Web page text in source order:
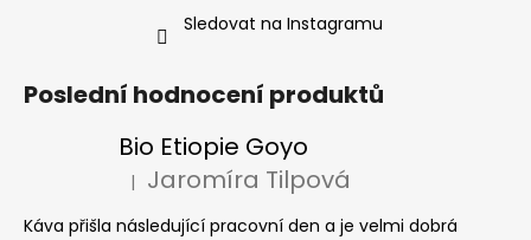
Sledovat na Instagramu
Poslední hodnocení produktů
Bio Etiopie Goyo
Hodnocení produktu je 5 z 5 hvězdiček.
| Jaromíra Tilpová
Káva přišla následující pracovní den a je velmi dobrá